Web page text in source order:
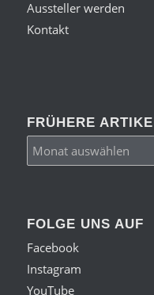
Aussteller werden
Kontakt
FRÜHERE
FOLGE UNS AUF
Facebook
Instagram
YouTube